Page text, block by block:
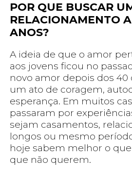
POR QUE BUSCAR
RELACIONAMENTO
ANOS?
A ideia de que o amor
aos jovens ficou no
novo amor depois dos 40
um ato de coragem,
esperança. Em muitos
passaram por
sejam casamentos,
longos ou mesmo
hoje sabem melhor o
que não querem.